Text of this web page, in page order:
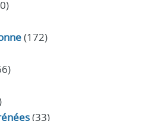
(172)
(33)